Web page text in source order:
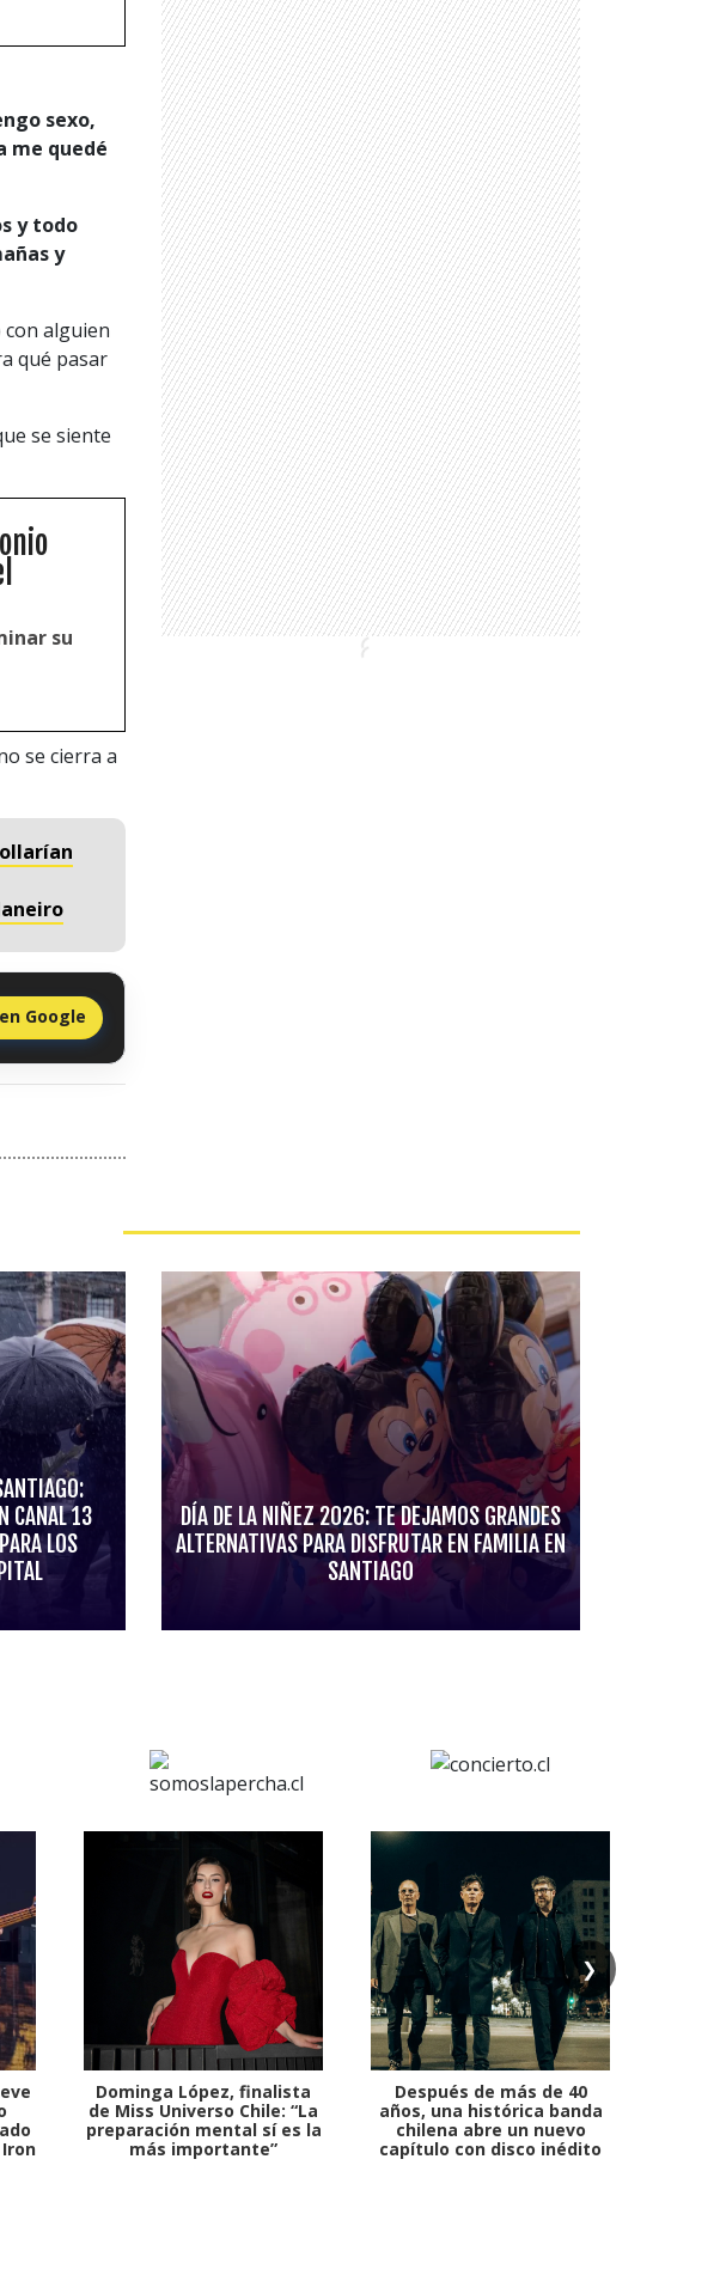
sexo,
me quedé
y todo
y
alguien
qué pasar
se siente
su
se cierra a
Google
CANAL 13
LOS
DÍA DE LA NIÑEZ 2026: TE DEJAMOS GRANDES
ALTERNATIVAS PARA DISFRUTAR EN FAMILIA EN
SANTIAGO
❯
Dominga López, finalista
de Miss Universo Chile: “La
preparación mental sí es la
más importante”
Después de más de 40
años, una histórica banda
chilena abre un nuevo
capítulo con disco inédito